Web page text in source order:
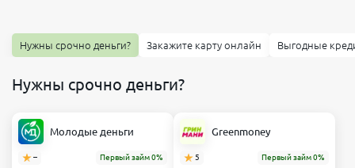
Нужны срочно деньги? Закажите карту онлайн Выгодные
Нужны срочно деньги?
Молодые деньги
– Первый займ 0%
Greenmoney
5 Первый займ 0%